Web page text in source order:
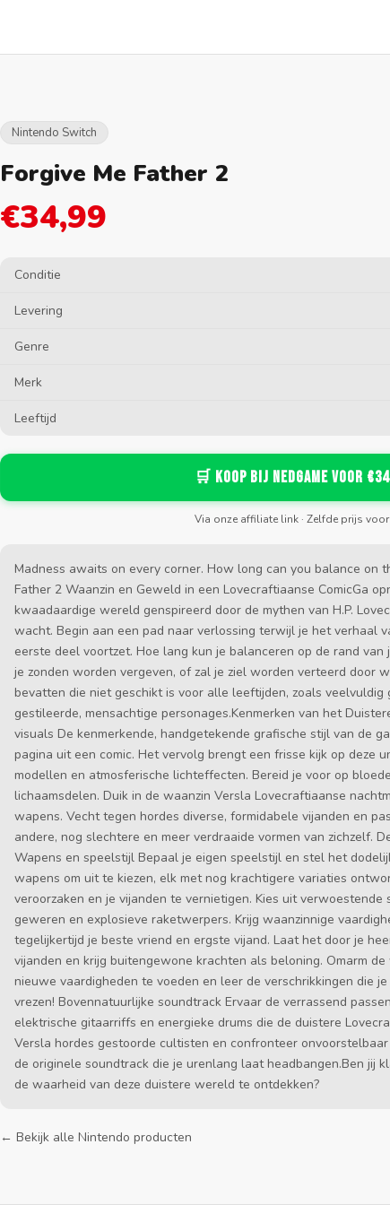
Nintendo Switch
Forgive Me Father 2
€34,99
Conditie
Levering
Genre
Merk
Leeftijd
🛒 Koop bij Nedgame voor
Via onze affiliate link · Zelfde prijs
Madness awaits on every corner. How long can you balance on
Father 2 Waanzin en Geweld in een Lovecraftiaanse ComicGa
kwaadaardige wereld genspireerd door de mythen van H.P.
wacht. Begin aan een pad naar verlossing terwijl je het verhaal
eerste deel voortzet. Hoe lang kun je balanceren op de rand van
je zonden worden vergeven, of zal je ziel worden verteerd door
bevatten die niet geschikt is voor alle leeftijden, zoals
gestileerde, mensachtige personages.Kenmerken van het
visuals De kenmerkende, handgetekende grafische stijl van de
pagina uit een comic. Het vervolg brengt een frisse kijk op deze
modellen en atmosferische lichteffecten. Bereid je voor op
lichaamsdelen. Duik in de waanzin Versla Lovecraftiaanse
wapens. Vecht tegen hordes diverse, formidabele vijanden en
andere, nog slechtere en meer verdraaide vormen van zichzelf.
Wapens en speelstijl Bepaal je eigen speelstijl en stel het
wapens om uit te kiezen, elk met nog krachtigere variaties
veroorzaken en je vijanden te vernietigen. Kies uit verwoestende
geweren en explosieve raketwerpers. Krijg waanzinnige
tegelijkertijd je beste vriend en ergste vijand. Laat het door je
vijanden en krijg buitengewone krachten als beloning. Omarm
nieuwe vaardigheden te voeden en leer de verschrikkingen die
vrezen! Bovennatuurlijke soundtrack Ervaar de verrassend
elektrische gitaarriffs en energieke drums die de duistere
Versla hordes gestoorde cultisten en confronteer
de originele soundtrack die je urenlang laat headbangen.Ben jij
de waarheid van deze duistere wereld te ontdekken?
← Bekijk alle Nintendo producten